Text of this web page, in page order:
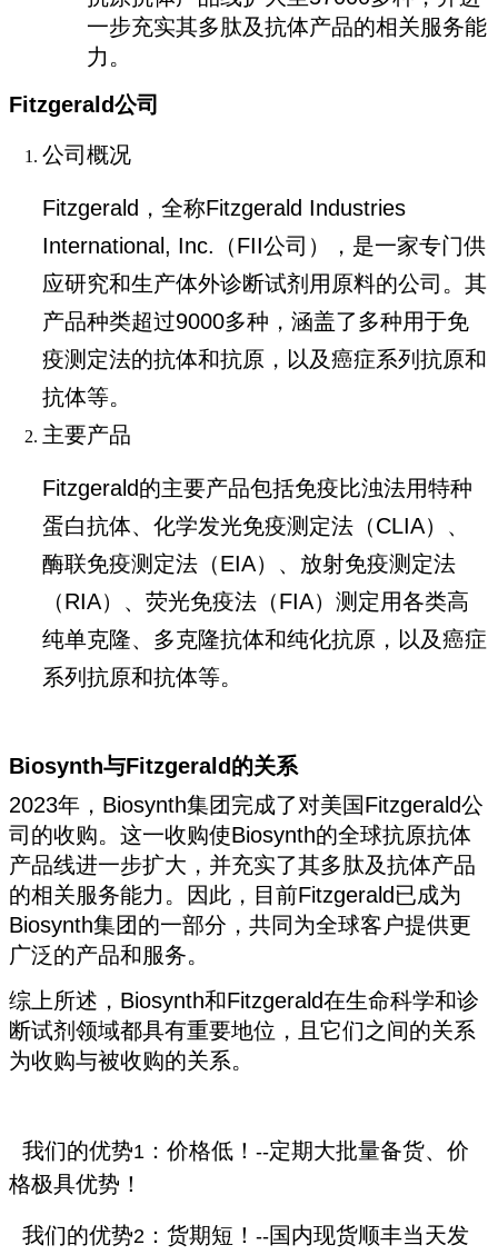
一步充实其多肽及抗体产品的相关服务能
力。
Fitzgerald公司
公司概况
Fitzgerald，全称Fitzgerald Industries
International, Inc.（FII公司），是一家专门供
应研究和生产体外诊断试剂用原料的公司。其
产品种类超过9000多种，涵盖了多种用于免
疫测定法的抗体和抗原，以及癌症系列抗原和
抗体等。
主要产品
Fitzgerald的主要产品包括免疫比浊法用特种
蛋白抗体、化学发光免疫测定法（CLIA）、
酶联免疫测定法（EIA）、放射免疫测定法
（RIA）、荧光免疫法（FIA）测定用各类高
纯单克隆、多克隆抗体和纯化抗原，以及癌症
系列抗原和抗体等。
Biosynth与Fitzgerald的关系
2023年，Biosynth集团完成了对美国Fitzgerald公
司的收购。这一收购使Biosynth的全球抗原抗体
产品线进一步扩大，并充实了其多肽及抗体产品
的相关服务能力。因此，目前Fitzgerald已成为
Biosynth集团的一部分，共同为全球客户提供更
广泛的产品和服务。
综上所述，Biosynth和Fitzgerald在生命科学和诊
断试剂领域都具有重要地位，且它们之间的关系
为收购与被收购的关系。
我们的优势1 ：价格低！ --定期大批量备货、价
格极具优势！
我们的优势2 ：货期短！ --国内现货顺丰当天发